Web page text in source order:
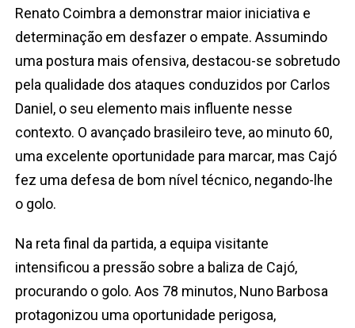
Renato Coimbra a demonstrar maior iniciativa e
determinação em desfazer o empate. Assumindo
uma postura mais ofensiva, destacou-se sobretudo
pela qualidade dos ataques conduzidos por Carlos
Daniel, o seu elemento mais influente nesse
contexto. O avançado brasileiro teve, ao minuto 60,
uma excelente oportunidade para marcar, mas Cajó
fez uma defesa de bom nível técnico, negando-lhe
o golo.
Na reta final da partida, a equipa visitante
intensificou a pressão sobre a baliza de Cajó,
procurando o golo. Aos 78 minutos, Nuno Barbosa
protagonizou uma oportunidade perigosa,